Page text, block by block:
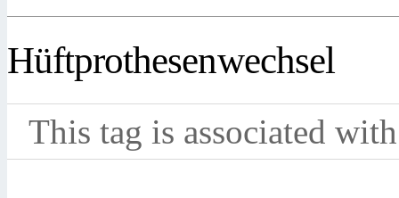
Hüftprothesenwechsel
This tag is associated